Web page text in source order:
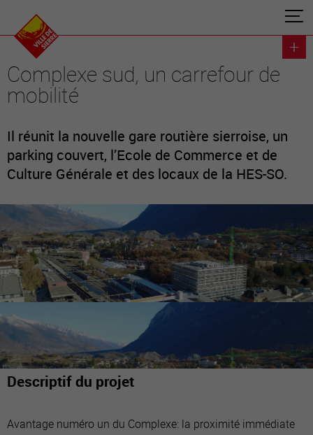
Complexe sud, un carrefour de
mobilité
Il réunit la nouvelle gare routière sierroise, un
parking couvert, l’Ecole de Commerce et de
Culture Générale et des locaux de la HES-SO.
Descriptif du projet
Avantage numéro un du Complexe: la proximité immédiate